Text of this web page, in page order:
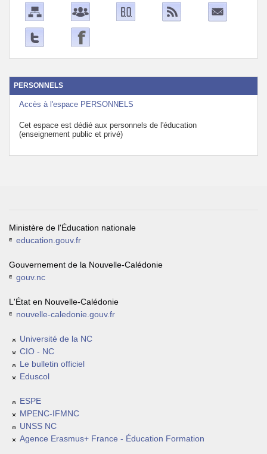
PERSONNELS
Accès à l'espace PERSONNELS
Cet espace est dédié aux personnels de l'éducation
(enseignement public et privé)
Ministère de l'Éducation nationale
education.gouv.fr
Gouvernement de la Nouvelle-Calédonie
gouv.nc
L'État en Nouvelle-Calédonie
nouvelle-caledonie.gouv.fr
Université de la NC
CIO - NC
Le bulletin officiel
Eduscol
ESPE
MPENC-IFMNC
UNSS NC
Agence Erasmus+ France - Éducation Formation